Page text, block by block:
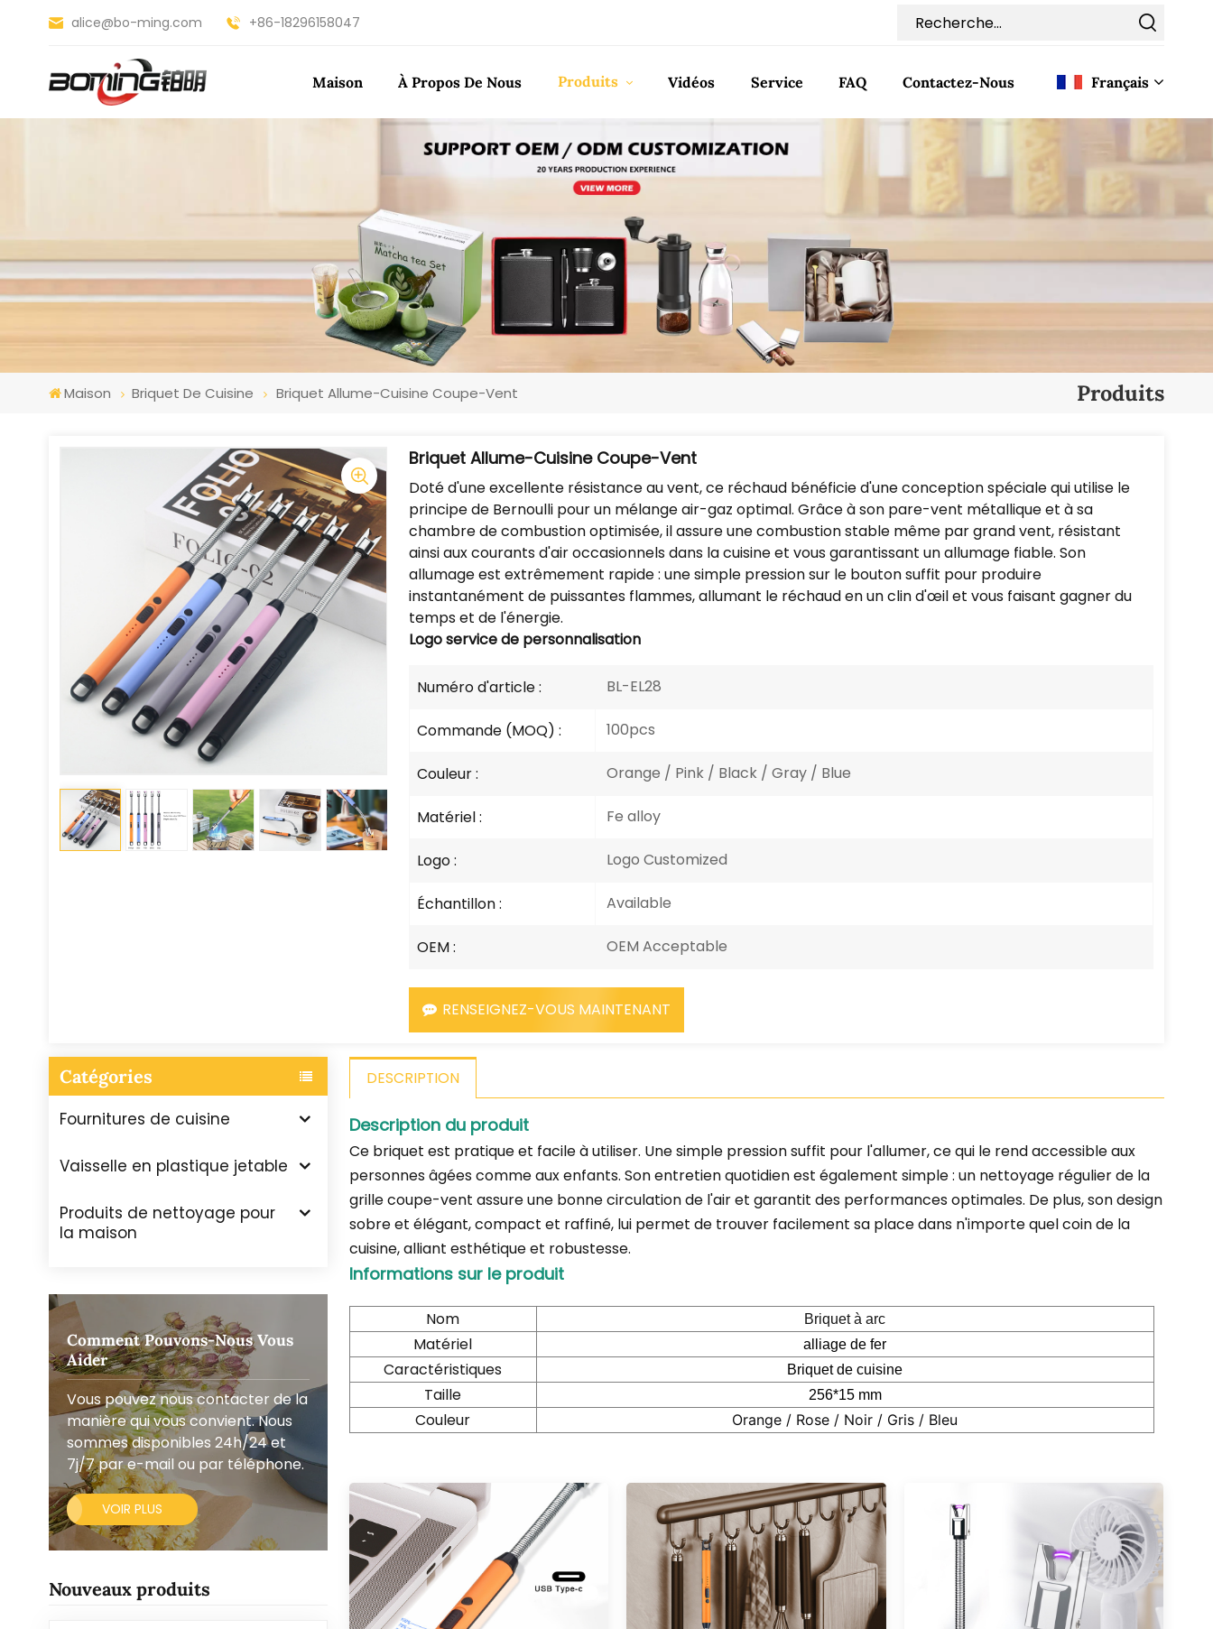
alice@bo-ming.com +86-18296158047
Maison À Propos De Nous Produits Vidéos Service FAQ Contactez-Nous Français
English
Français
Español
Türkçe
العربية
Maison Briquet De Cuisine Briquet Allume-Cuisine Coupe-Vent Produits
Briquet Allume-Cuisine Coupe-Vent
Doté d'une excellente résistance au vent, ce réchaud bénéficie d'une conception spéciale qui utilise le
principe de Bernoulli pour un mélange air-gaz optimal. Grâce à son pare-vent métallique et à sa
chambre de combustion optimisée, il assure une combustion stable même par grand vent, résistant
ainsi aux courants d'air occasionnels dans la cuisine et vous garantissant un allumage fiable. Son
allumage est extrêmement rapide : une simple pression sur le bouton suffit pour produire
instantanément de puissantes flammes, allumant le réchaud en un clin d'œil et vous faisant gagner du
temps et de l'énergie.
Logoservice de personnalisation
Numéro d'article : BL-EL28
Commande (MOQ) : 100pcs
Couleur : Orange / Pink / Black / Gray / Blue
Matériel : Fe alloy
Logo : Logo Customized
Échantillon : Available
OEM : OEM Acceptable
RENSEIGNEZ-VOUS MAINTENANT
Catégories
Fournitures de cuisine
Vaisselle en plastique jetable
Produits de nettoyage pour
la maison
Comment Pouvons-Nous Vous
Aider
Vous pouvez nous contacter de la
manière qui vous convient. Nous
sommes disponibles 24h/24 et
7j/7 par e-mail ou par téléphone.
VOIR PLUS
Nouveaux produits
DESCRIPTION
Description du produit
Ce briquet est pratique et facile à utiliser. Une simple pression suffit pour l'allumer, ce qui le rend accessible aux
personnes âgées comme aux enfants. Son entretien quotidien est également simple : un nettoyage régulier de la
grille coupe-vent assure une bonne circulation de l'air et garantit des performances optimales. De plus, son design
sobre et élégant, compact et raffiné, lui permet de trouver facilement sa place dans n'importe quel coin de la
cuisine, alliant esthétique et robustesse.
Informations sur le produit
Nom Briquet à arc
Matériel alliage de fer
Caractéristiques Briquet de cuisine
Taille 256*15 mm
Couleur Orange / Rose / Noir / Gris / Bleu